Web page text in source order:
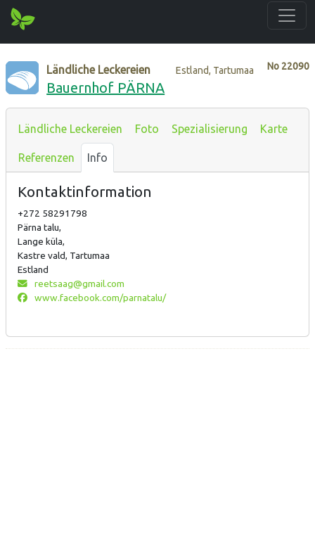
No 22090
Ländliche Leckereien Estland, Tartumaa
Bauernhof PÄRNA
Ländliche Leckereien Foto Spezialisierung Karte
Referenzen Info
Kontaktinformation
+272 58291798
Pärna talu,
Lange küla,
Kastre vald, Tartumaa
Estland
reetsaag@gmail.com
www.facebook.com/parnatalu/